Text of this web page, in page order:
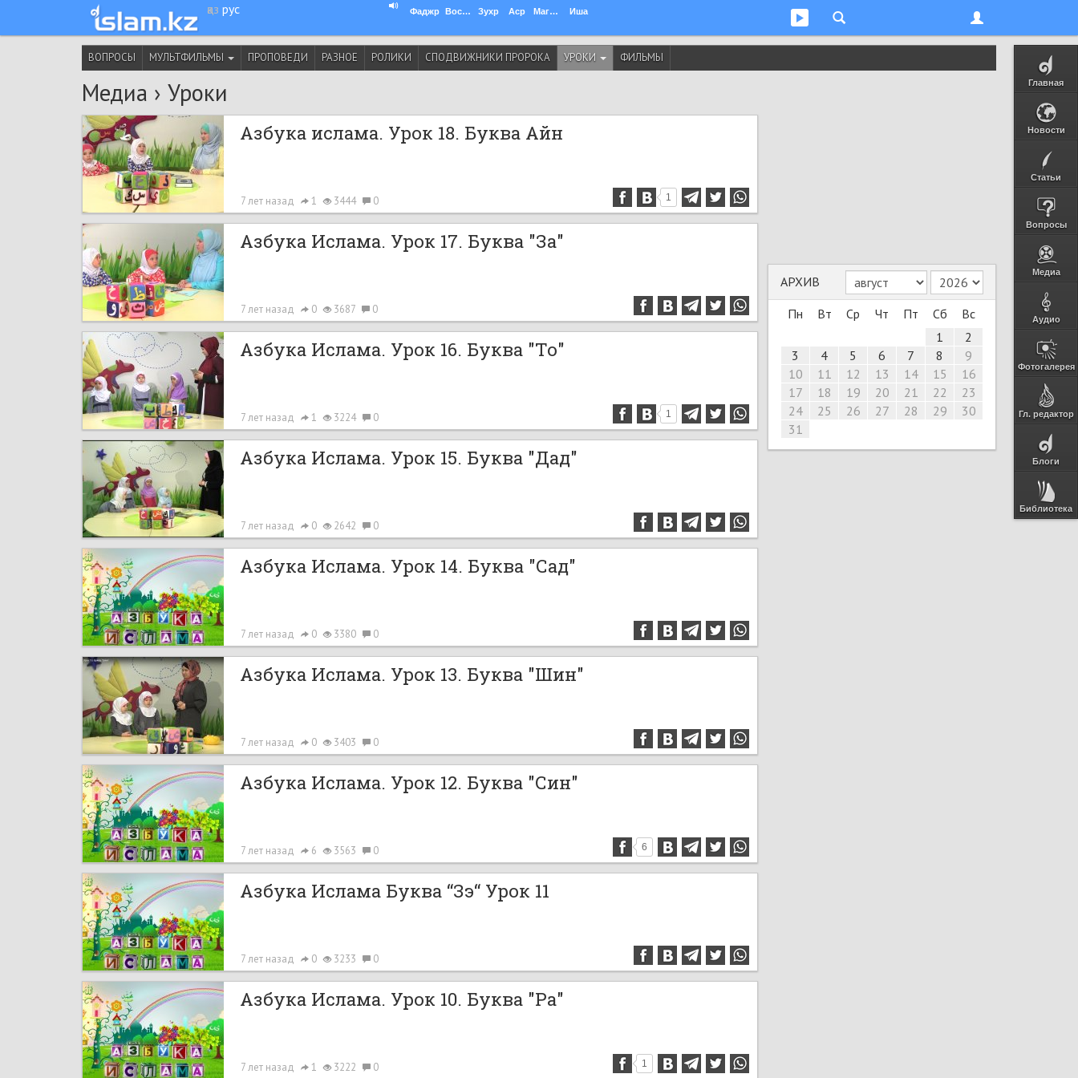
қаз рус Фаджр Восход Зухр Аср Магриб Иша
Главная
Новости
Статьи
Вопросы
Медиа
Аудио
Фотогалерея
Гл. редактор
Блоги
Библиотека
ВОПРОСЫ МУЛЬТФИЛЬМЫ ПРОПОВЕДИ РАЗНОЕ РОЛИКИ СПОДВИЖНИКИ ПРОРОКА УРОКИ ФИЛЬМЫ
Медиа › Уроки
Азбука ислама. Урок 18. Буква Айн
7 лет назад 1 3444 0 1
Азбука Ислама. Урок 17. Буква "За"
7 лет назад 0 3687 0
Азбука Ислама. Урок 16. Буква "То"
7 лет назад 1 3224 0 1
Азбука Ислама. Урок 15. Буква "Дад"
7 лет назад 0 2642 0
Азбука Ислама. Урок 14. Буква "Сад"
7 лет назад 0 3380 0
Азбука Ислама. Урок 13. Буква "Шин"
7 лет назад 0 3403 0
Азбука Ислама. Урок 12. Буква "Син"
7 лет назад 6 3563 0 6
Азбука Ислама Буква “Зэ“ Урок 11
7 лет назад 0 3233 0
Азбука Ислама. Урок 10. Буква "Ра"
7 лет назад 1 3222 0 1
АРХИВ
Пн
Вт Ср Чт Пт Сб
Вс
1
2
3
4 5 6 7 8
9
10
11 12 13 14 15
16
17
18 19 20 21 22
23
24
25 26 27 28 29
30
31